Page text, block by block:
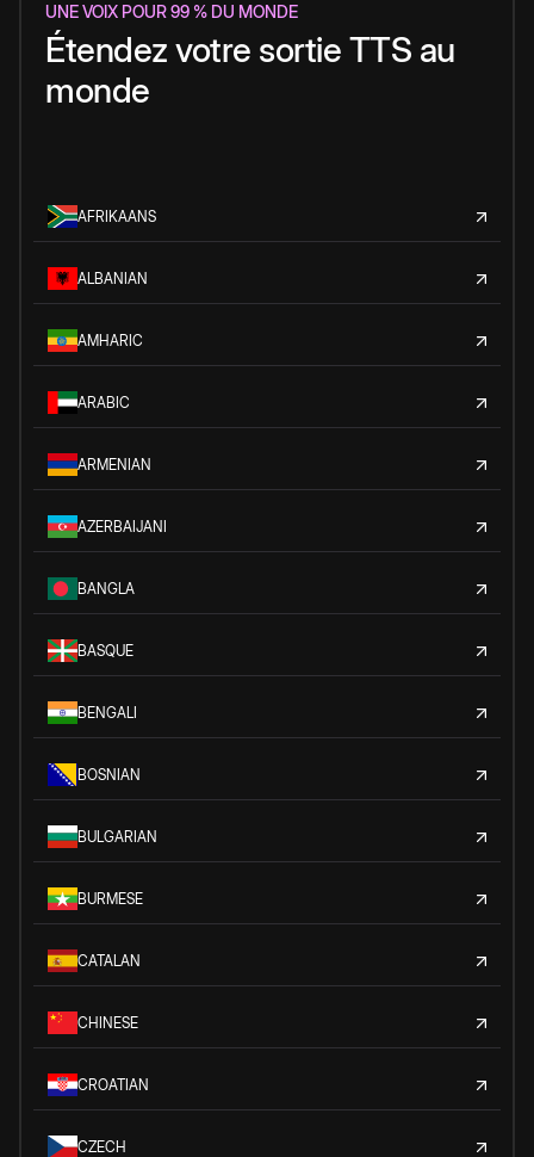
UNE VOIX POUR 99 % DU MONDE
Étendez votre sortie TTS au
monde
AFRIKAANS
ALBANIAN
AMHARIC
ARABIC
ARMENIAN
AZERBAIJANI
BANGLA
BASQUE
BENGALI
BOSNIAN
BULGARIAN
BURMESE
CATALAN
CHINESE
CROATIAN
CZECH